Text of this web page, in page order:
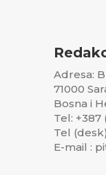
Adresa:
71000
Bosna i
Tel: +387
Tel
E-mail :